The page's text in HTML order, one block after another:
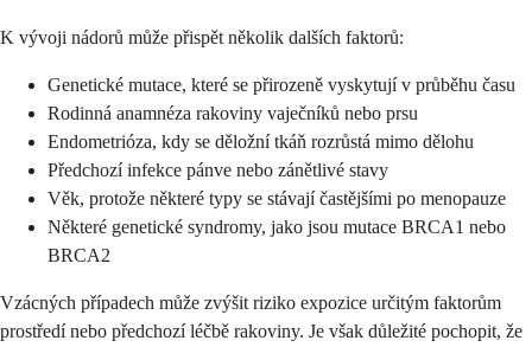
K vývoji nádorů může přispět několik dalších faktorů:
Genetické mutace, které se přirozeně vyskytují v průběhu času
Rodinná anamnéza rakoviny vaječníků nebo prsu
Endometrióza, kdy se děložní tkáň rozrůstá mimo dělohu
Předchozí infekce pánve nebo zánětlivé stavy
Věk, protože některé typy se stávají častějšími po menopauze
Některé genetické syndromy, jako jsou mutace BRCA1 nebo
BRCA2
Vzácných případech může zvýšit riziko expozice určitým faktorům
prostředí nebo předchozí léčbě rakoviny. Je však důležité pochopit, že